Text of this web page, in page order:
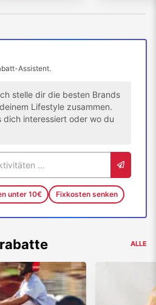
Assistent.
stelle dir die besten Brands
Lifestyle zusammen.
dich interessiert oder wo du
unter 10€ Fixkosten senken
ALLE